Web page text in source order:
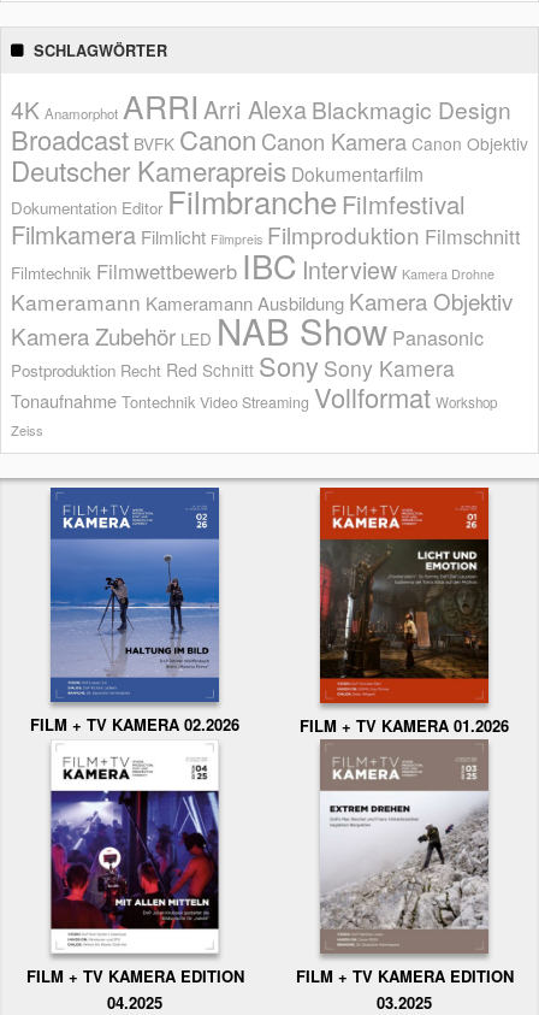
SCHLAGWÖRTER
4K Anamorphot ARRI Arri AlexaBlackmagic Design
Broadcast BVFK Canon Canon Kamera Canon Objektiv
Deutscher Kamerapreis Dokumentarfilm
Dokumentation Editor Filmbranche Filmfestival
Filmkamera Filmlicht Filmpreis Filmproduktion Filmschnitt
Filmtechnik Filmwettbewerb IBC Interview Kamera Drohne
Kameramann Kameramann Ausbildung Kamera Objektiv
Kamera Zubehör LED NAB Show Panasonic
Postproduktion Recht Red Schnitt Sony Sony Kamera
Tonaufnahme Tontechnik Video Streaming Vollformat Workshop
Zeiss
FILM + TV KAMERA 02.2026 FILM + TV KAMERA 01.2026
FILM + TV KAMERA EDITION
04.2025
FILM + TV KAMERA EDITION
03.2025